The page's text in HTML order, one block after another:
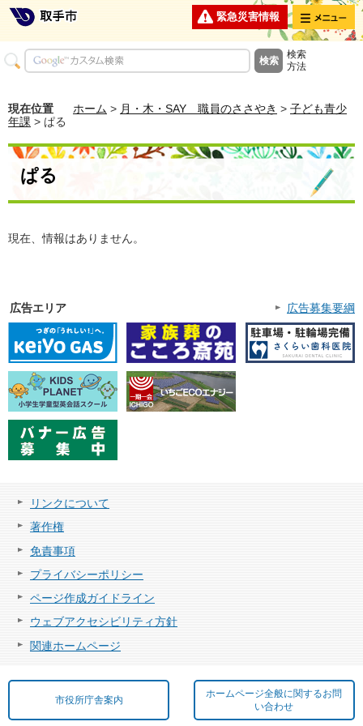
緊急災害情報 メニュー
検索
方法
現在位置 ホーム > 月・木・SAY 職員のささやき > 子ども青少
年課 > ぱる
ぱる
現在、情報はありません。
広告エリア 広告募集要綱
リンクについて
著作権
免責事項
プライバシーポリシー
ページ作成ガイドライン
ウェブアクセシビリティ方針
関連ホームページ
市役所庁舎案内
ホームページ全般に関するお問
い合わせ